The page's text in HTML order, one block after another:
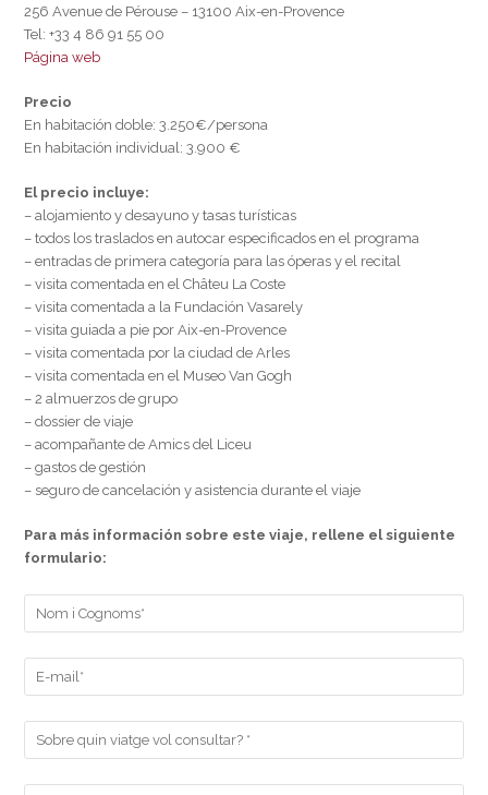
256 Avenue de Pérouse – 13100 Aix-en-Provence
Tel: +33 4 86 91 55 00
Página web
Precio
En habitación doble: 3.250€/persona
En habitación individual: 3.900 €
El precio incluye:
– alojamiento y desayuno y tasas turísticas
– todos los traslados en autocar especificados en el programa
– entradas de primera categoría para las óperas y el recital
– visita comentada en el Châteu La Coste
– visita comentada a la Fundación Vasarely
– visita guiada a pie por Aix-en-Provence
– visita comentada por la ciudad de Arles
– visita comentada en el Museo Van Gogh
– 2 almuerzos de grupo
– dossier de viaje
– acompañante de Amics del Liceu
– gastos de gestión
– seguro de cancelación y asistencia durante el viaje
Para más información sobre este viaje, rellene el siguiente
formulario: